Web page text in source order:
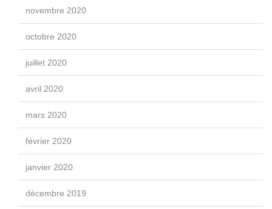
novembre 2020
octobre 2020
juillet 2020
avril 2020
mars 2020
février 2020
janvier 2020
décembre 2019